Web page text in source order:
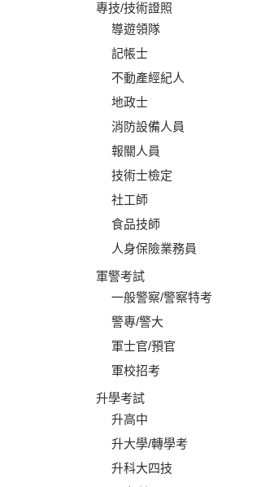
專技/技術證照
導遊領隊
記帳士
不動產經紀人
地政士
消防設備人員
報關人員
技術士檢定
社工師
食品技師
人身保險業務員
軍警考試
一般警察/警察特考
警專/警大
軍士官/預官
軍校招考
升學考試
升高中
升大學/轉學考
升科大四技